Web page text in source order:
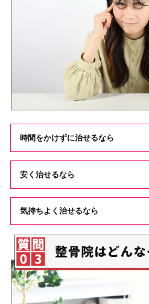
時間をかけずに治せるなら
安く治せるなら
気持ちよく治せるなら